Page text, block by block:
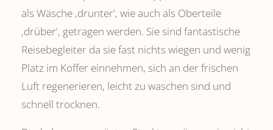
als Wäsche ,drunter', wie auch als Oberteile
‚drüber', getragen werden. Sie sind fantastische
Reisebegleiter da sie fast nichts wiegen und wenig
Platz im Koffer einnehmen, sich an der frischen
Luft regenerieren, leicht zu waschen sind und
schnell trocknen.